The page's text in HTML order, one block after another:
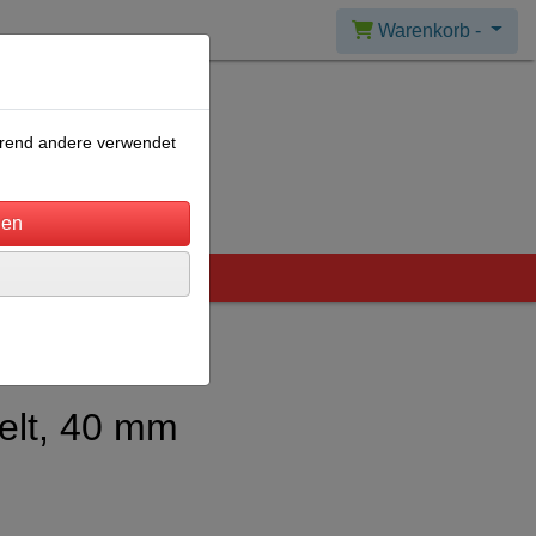
Warenkorb -
40 mm
andere verwendet